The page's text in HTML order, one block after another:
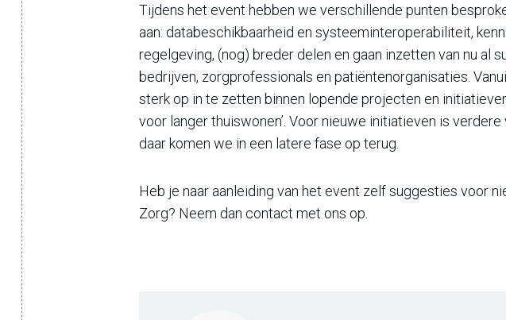
Tijdens het event hebben we verschillende punten
aan: databeschikbaarheid en systeeminteroperabiliteit,
regelgeving, (nog) breder delen en gaan inzetten van nu al
bedrijven, zorgprofessionals en patiëntenorganisaties.
sterk op in te zetten binnen lopende projecten en
voor langer thuiswonen’. Voor nieuwe initiatieven is
daar komen we in een latere fase op terug.
Heb je naar aanleiding van het event zelf suggesties voor
Zorg? Neem dan contact met ons op.